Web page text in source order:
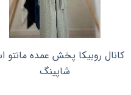
کانال روبیکا پخش عمده مانتو
شاپینگ